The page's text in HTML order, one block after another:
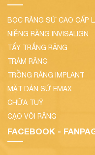
BỌC RĂNG SỨ CAO CẤP
NIỀNG RĂNG INVISALIGN
TẨY TRẮNG RĂNG
TRÁM RĂNG
TRỒNG RĂNG IMPLANT
MẶT DÁN SỨ EMAX
CHỮA TUỶ
CẠO VÔI RĂNG
FACEBOOK -